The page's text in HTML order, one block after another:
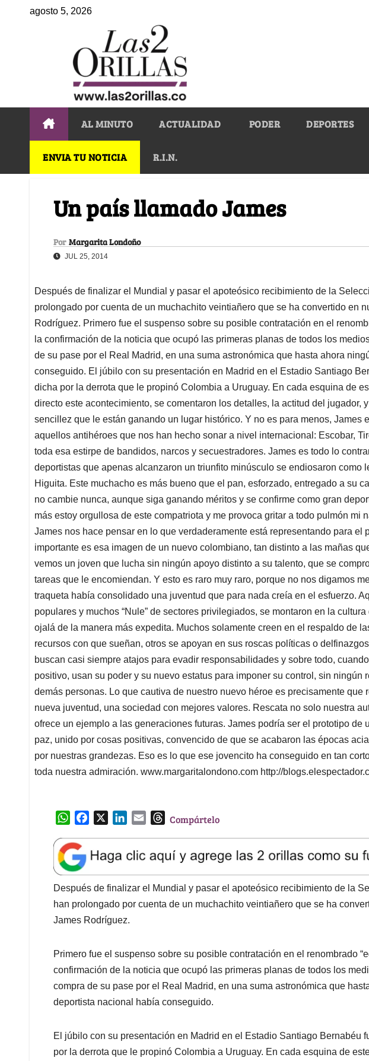
agosto 5, 2026
AL MINUTO ACTUALIDAD PODER DEPORTES
ENVIA TU NOTICIA R.I.N.
Un país llamado James
Por Margarita Londoño
JUL 25, 2014
Después de finalizar el Mundial y pasar el apoteósico recibimiento de la
prolongado por cuenta de un muchachito veintiañero que se ha convertido en
Rodríguez. Primero fue el suspenso sobre su posible contratación en el
la confirmación de la noticia que ocupó las primeras planas de todos los
de su pase por el Real Madrid, en una suma astronómica que hasta ahora
conseguido. El júbilo con su presentación en Madrid en el Estadio Santiago
dicha por la derrota que le propinó Colombia a Uruguay. En cada esquina de
directo este acontecimiento, se comentaron los detalles, la actitud del jugador,
sencillez que le están ganando un lugar histórico. Y no es para menos, James
aquellos antihéroes que nos han hecho sonar a nivel internacional: Escobar,
toda esa estirpe de bandidos, narcos y secuestradores. James es todo lo
deportistas que apenas alcanzaron un triunfito minúsculo se endiosaron como
Higuita. Este muchacho es más bueno que el pan, esforzado, entregado a su
no cambie nunca, aunque siga ganando méritos y se confirme como gran
más estoy orgullosa de este compatriota y me provoca gritar a todo pulmón mi
James nos hace pensar en lo que verdaderamente está representando para el
importante es esa imagen de un nuevo colombiano, tan distinto a las mañas
vemos un joven que lucha sin ningún apoyo distinto a su talento, que se
tareas que le encomiendan. Y esto es raro muy raro, porque no nos digamos
traqueta había consolidado una juventud que para nada creía en el esfuerzo.
populares y muchos “Nule” de sectores privilegiados, se montaron en la
ojalá de la manera más expedita. Muchos solamente creen en el respaldo de
recursos con que sueñan, otros se apoyan en sus roscas políticas o
buscan casi siempre atajos para evadir responsabilidades y sobre todo,
positivo, usan su poder y su nuevo estatus para imponer su control, sin ningún
demás personas. Lo que cautiva de nuestro nuevo héroe es precisamente que
nueva juventud, una sociedad con mejores valores. Rescata no solo nuestra
ofrece un ejemplo a las generaciones futuras. James podría ser el prototipo de
paz, unido por cosas positivas, convencido de que se acabaron las épocas
por nuestras grandezas. Eso es lo que ese jovencito ha conseguido en tan
toda nuestra admiración. www.margaritalondono.com http://
W
a
t
s
A
p
p
e
b
o
o
k
k
e
d
I
l
T
e
a
d
s
Compártelo
Después de finalizar el Mundial y pasar el apoteósico recibimiento de la
han prolongado por cuenta de un muchachito veintiañero que se ha
James Rodríguez.
Primero fue el suspenso sobre su posible contratación en el renombrado
confirmación de la noticia que ocupó las primeras planas de todos los
compra de su pase por el Real Madrid, en una suma astronómica que
deportista nacional había conseguido.
El júbilo con su presentación en Madrid en el Estadio Santiago Bernabéu
por la derrota que le propinó Colombia a Uruguay. En cada esquina de